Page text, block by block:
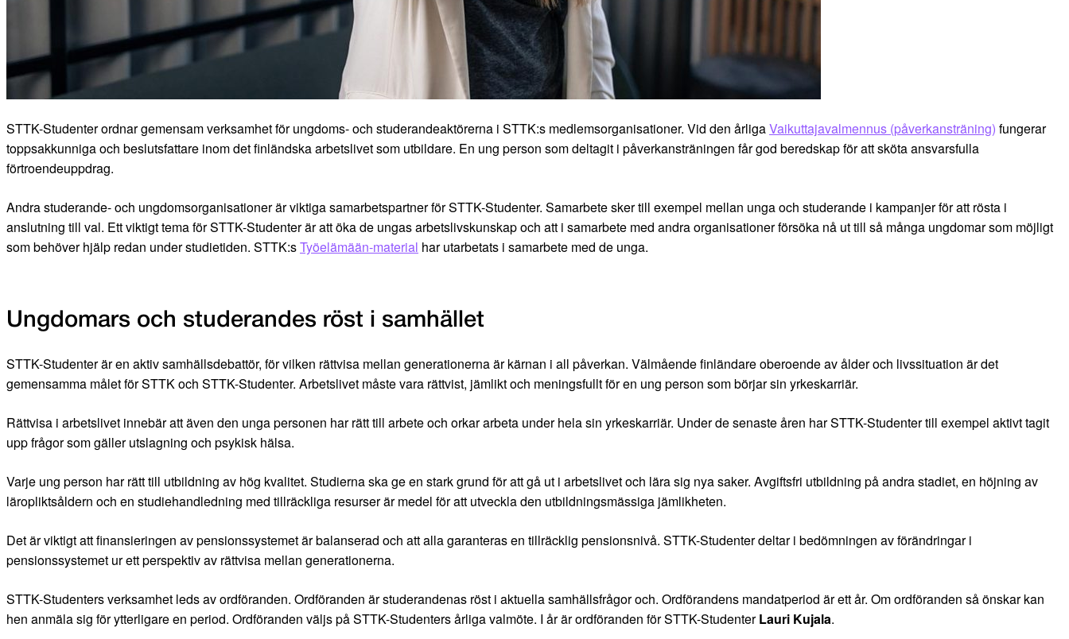
STTK-Studenter ordnar gemensam verksamhet för ungdoms- och studerandeaktörerna i STTK:s medlemsorganisationer. Vid den årligaVaikuttajavalmennus (påverkansträning) fungerar
toppsakkunniga och beslutsfattare inom det finländska arbetslivet som utbildare. En ung person som deltagit i påverkansträningen får god beredskap för att sköta ansvarsfulla
förtroendeuppdrag.
Andra studerande- och ungdomsorganisationer är viktiga samarbetspartner för STTK-Studenter. Samarbete sker till exempel mellan unga och studerande i kampanjer för att rösta i
anslutning till val. Ett viktigt tema för STTK-Studenter är att öka de ungas arbetslivskunskap och att i samarbete med andra organisationer försöka nå ut till så många ungdomar som möjligt
som behöver hjälp redan under studietiden. STTK:sTyöelämään-material har utarbetats i samarbete med de unga.
Ungdomars och studerandes röst i samhället
STTK-Studenter är en aktiv samhällsdebattör, för vilken rättvisa mellan generationerna är kärnan i all påverkan. Välmående finländare oberoende av ålder och livssituation är det
gemensamma målet för STTK och STTK-Studenter. Arbetslivet måste vara rättvist, jämlikt och meningsfullt för en ung person som börjar sin yrkeskarriär.
Rättvisa i arbetslivet innebär att även den unga personen har rätt till arbete och orkar arbeta under hela sin yrkeskarriär. Under de senaste åren har STTK-Studenter till exempel aktivt tagit
upp frågor som gäller utslagning och psykisk hälsa.
Varje ung person har rätt till utbildning av hög kvalitet. Studierna ska ge en stark grund för att gå ut i arbetslivet och lära sig nya saker. Avgiftsfri utbildning på andra stadiet, en höjning av
läropliktsåldern och en studiehandledning med tillräckliga resurser är medel för att utveckla den utbildningsmässiga jämlikheten.
Det är viktigt att finansieringen av pensionssystemet är balanserad och att alla garanteras en tillräcklig pensionsnivå. STTK-Studenter deltar i bedömningen av förändringar i
pensionssystemet ur ett perspektiv av rättvisa mellan generationerna.
STTK-Studenters verksamhet leds av ordföranden. Ordföranden är studerandenas röst i aktuella samhällsfrågor och. Ordförandens mandatperiod är ett år. Om ordföranden så önskar kan
hen anmäla sig för ytterligare en period. Ordföranden väljs på STTK-Studenters årliga valmöte. I år är ordföranden för STTK-StudenterLauri Kujala.